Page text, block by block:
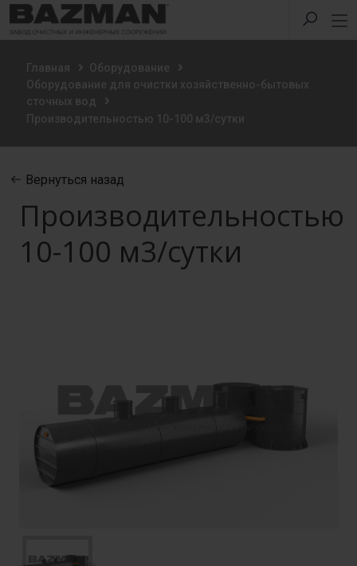
Главная
Оборудование
Оборудование для очистки хозяйственно-бытовых
сточных вод
Производительностью 10-100 м3/сутки
Вернуться назад
Производительностью
10-100 м3/сутки